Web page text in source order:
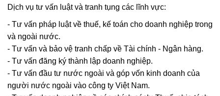
Dịch vụ tư vấn luật và tranh tụng các lĩnh vực:
- Tư vấn pháp luật về thuế, kế toán cho doanh nghiệp trong
và ngoài nước.
- Tư vấn và bảo vệ tranh chấp về Tài chính - Ngân hàng.
- Tư vấn đăng ký thành lập doanh nghiệp.
- Tư vấn đầu tư nước ngoài và góp vốn kinh doanh của
người nước ngoài vào công ty Việt Nam.